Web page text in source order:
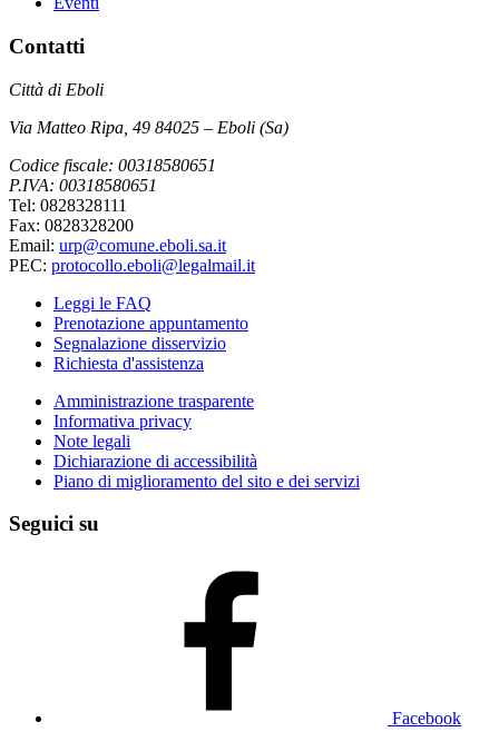
Contatti
Città di Eboli
Via Matteo Ripa, 49 84025 – Eboli (Sa)
Codice fiscale: 00318580651
P.IVA: 00318580651
Tel: 0828328111
Fax: 0828328200
Email: urp@comune.eboli.sa.it
PEC: protocollo.eboli@legalmail.it
Leggi le FAQ
Prenotazione appuntamento
Segnalazione disservizio
Richiesta d'assistenza
Amministrazione trasparente
Informativa privacy
Note legali
Dichiarazione di accessibilità
Piano di miglioramento del sito e dei servizi
Seguici su
Facebook